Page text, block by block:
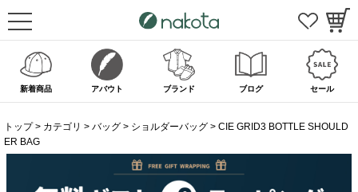
新着商品 アバウト ブランド ブログ セール
トップ カテゴリ バッグ ショルダーバッグ
CIE GRID3 BOTTLE SHOULD
ER BAG